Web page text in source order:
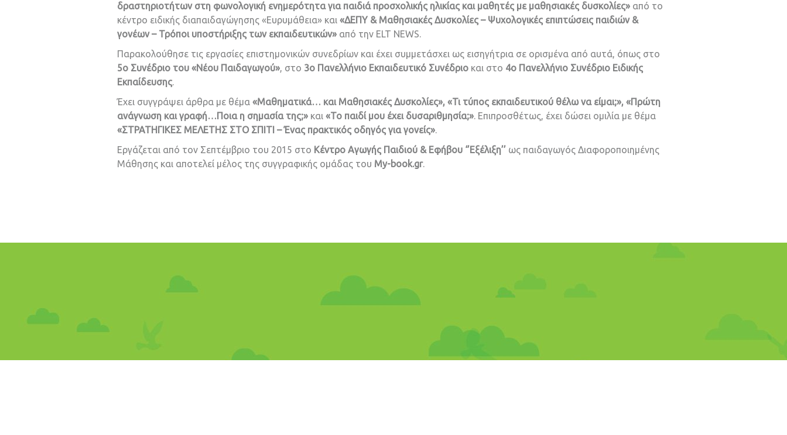
δραστηριοτήτων στη φωνολογική ενημερότητα για παιδιά προσχολικής ηλικίας και μαθητές με μαθησιακές δυσκολίες»από το
κέντρο ειδικής διαπαιδαγώγησης «Ευρυμάθεια» και «ΔΕΠΥ & Μαθησιακές Δυσκολίες – Ψυχολογικές επιπτώσεις παιδιών &
γονέων – Τρόποι υποστήριξης των εκπαιδευτικών»από την ELT NEWS.
Παρακολούθησε τις εργασίες επιστημονικών συνεδρίων και έχει συμμετάσχει ως εισηγήτρια σε ορισμένα από αυτά, όπως στο
5ο Συνέδριο του «Νέου Παιδαγωγού», στο 3ο Πανελλήνιο Εκπαιδευτικό Συνέδριοκαι στο 4ο Πανελλήνιο Συνέδριο Ειδικής
Εκπαίδευσης.
Έχει συγγράψει άρθρα με θέμα «Μαθηματικά… και Μαθησιακές Δυσκολίες», «Τι τύπος εκπαιδευτικού θέλω να είμαι;», «Πρώτη
ανάγνωση και γραφή…Ποια η σημασία της;»και «Το παιδί μου έχει δυσαριθμησία;». Επιπροσθέτως, έχει δώσει ομιλία με θέμα
«ΣΤΡΑΤΗΓΙΚΕΣ ΜΕΛΕΤΗΣ ΣΤΟ ΣΠΙΤΙ – Ένας πρακτικός οδηγός για γονείς».
Εργάζεται από τον Σεπτέμβριο του 2015 στο Κέντρο Αγωγής Παιδιού & Εφήβου ‘’Εξέλιξη’’ως παιδαγωγός Διαφοροποιημένης
Μάθησης και αποτελεί μέλος της συγγραφικής ομάδας του My-book.gr.